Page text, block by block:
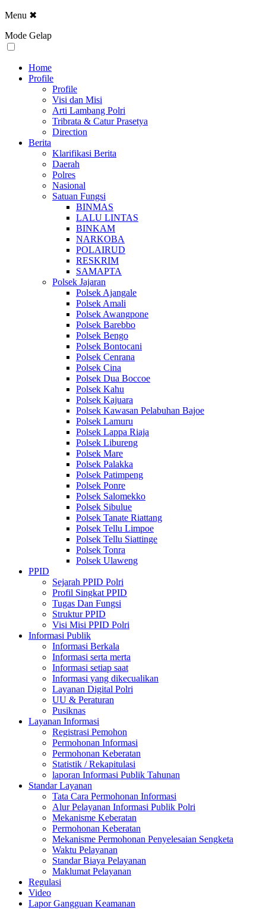
Menu ✖
Mode Gelap
Home
Profile
Profile
Visi dan Misi
Arti Lambang Polri
Tribrata & Catur Prasetya
Direction
Berita
Klarifikasi Berita
Daerah
Polres
Nasional
Satuan Fungsi
BINMAS
LALU LINTAS
BINKAM
NARKOBA
POLAIRUD
RESKRIM
SAMAPTA
Polsek Jajaran
Polsek Ajangale
Polsek Amali
Polsek Awangpone
Polsek Barebbo
Polsek Bengo
Polsek Bontocani
Polsek Cenrana
Polsek Cina
Polsek Dua Boccoe
Polsek Kahu
Polsek Kajuara
Polsek Kawasan Pelabuhan Bajoe
Polsek Lamuru
Polsek Lappa Riaja
Polsek Libureng
Polsek Mare
Polsek Palakka
Polsek Patimpeng
Polsek Ponre
Polsek Salomekko
Polsek Sibulue
Polsek Tanate Riattang
Polsek Tellu Limpoe
Polsek Tellu Siattinge
Polsek Tonra
Polsek Ulaweng
PPID
Sejarah PPID Polri
Profil Singkat PPID
Tugas Dan Fungsi
Struktur PPID
Visi Misi PPID Polri
Informasi Publik
Informasi Berkala
Informasi serta merta
Informasi setiap saat
Informasi yang dikecualikan
Layanan Digital Polri
UU & Peraturan
Pusiknas
Layanan Informasi
Registrasi Pemohon
Permohonan Informasi
Permohonan Keberatan
Statistik / Rekapitulasi
laporan Informasi Publik Tahunan
Standar Layanan
Tata Cara Permohonan Informasi
Alur Pelayanan Informasi Publik Polri
Mekanisme Keberatan
Permohonan Keberatan
Mekanisme Permohonan Penyelesaian Sengketa
Waktu Pelayanan
Standar Biaya Pelayanan
Maklumat Pelayanan
Regulasi
Video
Lapor Gangguan Keamanan